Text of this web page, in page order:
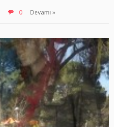
0 Devamı »